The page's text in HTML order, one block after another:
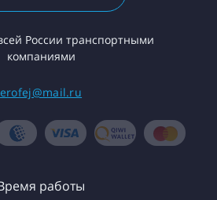
России транспортными
компаниями
erofej@mail.ru
работы